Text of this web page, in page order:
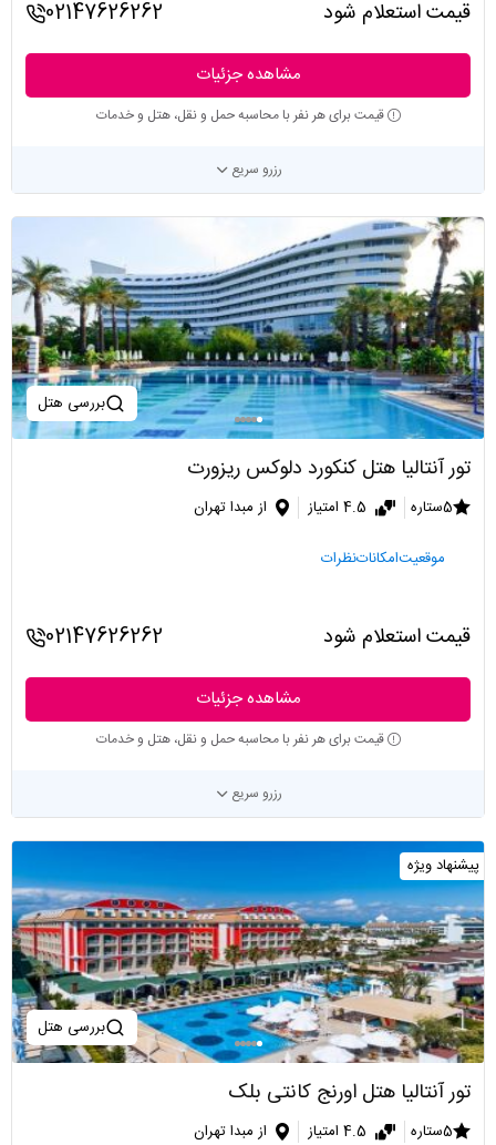
قیمت استعلام شود 02147626262
مشاهده جزئیات
قیمت برای هر نفر با محاسبه حمل و نقل، هتل و خدمات
رزرو سریع
بررسی هتل
تور آنتالیا هتل کنکورد دلوکس ریزورت
5ستاره 4.5 امتیاز از مبدا تهران
موقعیتامکاناتنظرات
قیمت استعلام شود 02147626262
مشاهده جزئیات
قیمت برای هر نفر با محاسبه حمل و نقل، هتل و خدمات
رزرو سریع
بررسی هتل
پیشنهاد ویژه
تور آنتالیا هتل اورنج کانتی بلک
5ستاره 4.5 امتیاز از مبدا تهران